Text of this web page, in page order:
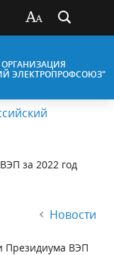
ЭЛЕКТРОПРОФСОЮЗ"
за 2022 год
Новости
Президиума ВЭП